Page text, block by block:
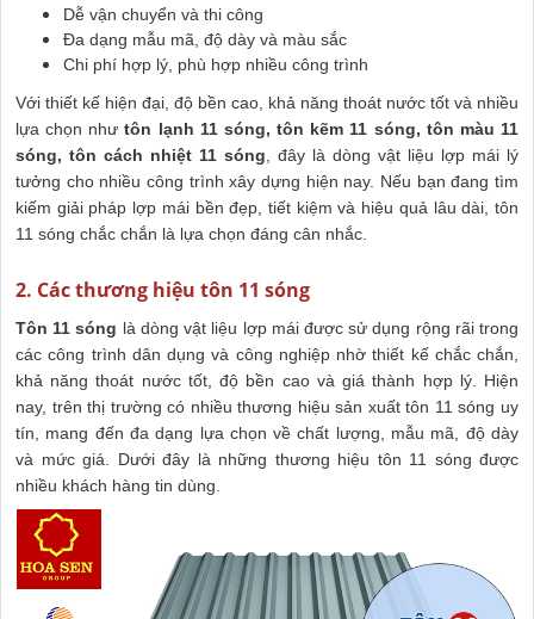
Dễ vận chuyển và thi công
Đa dạng mẫu mã, độ dày và màu sắc
Chi phí hợp lý, phù hợp nhiều công trình
Với thiết kế hiện đại, độ bền cao, khả năng thoát nước tốt và nhiều
lựa chọn nhưtôn lạnh 11 sóng, tôn kẽm 11 sóng, tôn màu 11
sóng, tôn cách nhiệt 11 sóng , đây là dòng vật liệu lợp mái lý
tưởng cho nhiều công trình xây dựng hiện nay. Nếu bạn đang tìm
kiếm giải pháp lợp mái bền đẹp, tiết kiệm và hiệu quả lâu dài, tôn
11 sóng chắc chắn là lựa chọn đáng cân nhắc.
2. Các thương hiệu tôn 11 sóng
Tôn 11 sóng là dòng vật liệu lợp mái được sử dụng rộng rãi trong
các công trình dân dụng và công nghiệp nhờ thiết kế chắc chắn,
khả năng thoát nước tốt, độ bền cao và giá thành hợp lý. Hiện
nay, trên thị trường có nhiều thương hiệu sản xuất tôn 11 sóng uy
tín, mang đến đa dạng lựa chọn về chất lượng, mẫu mã, độ dày
và mức giá. Dưới đây là những thương hiệu tôn 11 sóng được
nhiều khách hàng tin dùng.